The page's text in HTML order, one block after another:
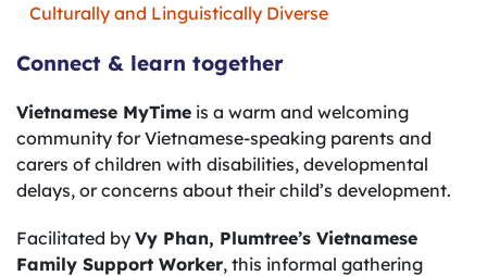
Culturally and Linguistically Diverse
Connect & learn together
Vietnamese MyTime is a warm and welcoming
community for Vietnamese-speaking parents and
carers of children with disabilities, developmental
delays, or concerns about their child’s development.
Facilitated by Vy Phan, Plumtree’s Vietnamese
Family Support Worker, this informal gathering